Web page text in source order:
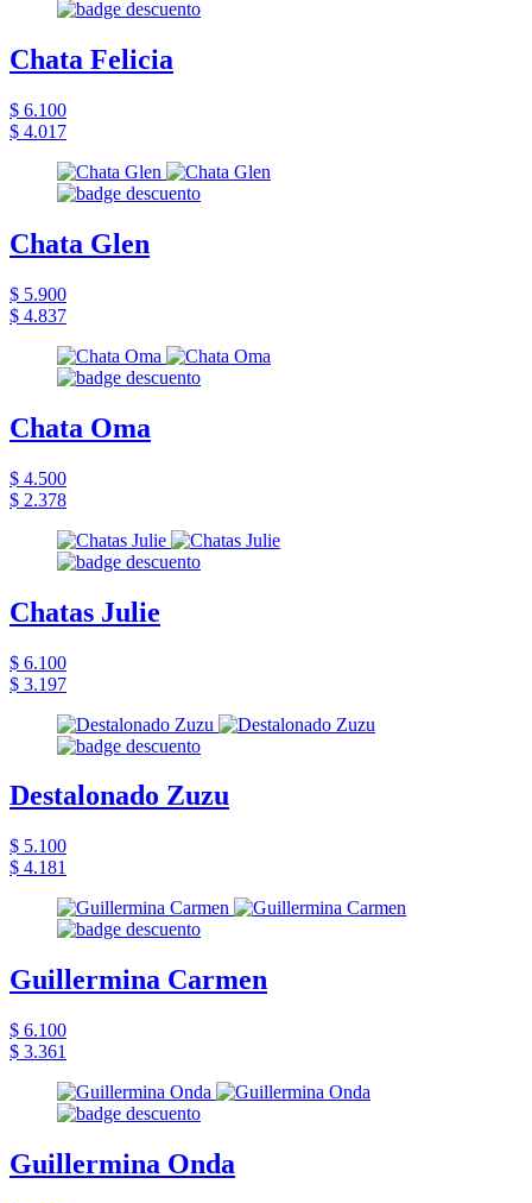
Chata Felicia
$ 6.100
$ 4.017
Chata Glen
$ 5.900
$ 4.837
Chata Oma
$ 4.500
$ 2.378
Chatas Julie
$ 6.100
$ 3.197
Destalonado Zuzu
$ 5.100
$ 4.181
Guillermina Carmen
$ 6.100
$ 3.361
Guillermina Onda